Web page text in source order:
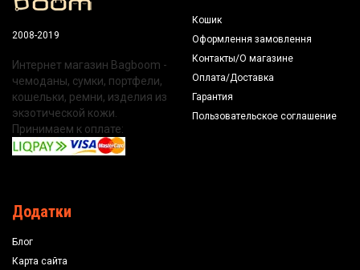
2008-2019
Интернет магазин Bagboom -
чемоданы, сумки, портфели,
кошельки, ремни, изделия из
экзотической кожи.
Принимаем к оплате:
Кошик
Оформлення замовлення
Контакты/О магазине
Оплата/Доставка
Гарантия
Пользовательское соглашение
Додатки
Блог
Карта сайта